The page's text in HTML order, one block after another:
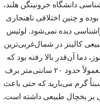
دانشگاه خرونینگن هلند،
بوده و چنین اختلافی ناهنجاری
دیده نمی‌شود. لوئیس
کالینز در شمال‌غربی‌ترین
دما آن‌قدر بالا رفته بود که
تقریباً همه چیز در فضای باز در حال ذوب شدن بود. او توضیح داد که در این زمان از سال معمولاً حدود ۲۰ سانتی‌متر برف
گرم می‌بارید که حتی باعث
بر یخچال طبیعی داشته است.